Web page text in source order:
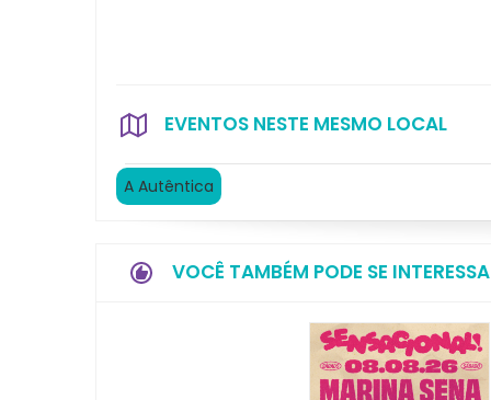
EVENTOS NESTE MESMO LOCAL
A Autêntica
VOCÊ TAMBÉM PODE SE